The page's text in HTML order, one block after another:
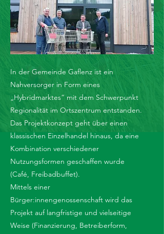
In der Gemeinde Gaflenz ist ein
Nahversorger in Form eines
„Hybridmarktes“ mit dem Schwerpunkt
Regionalität im Ortszentrum entstanden.
Das Projektkonzept geht über einen
klassischen Einzelhandel hinaus, da eine
Kombination verschiedener
Nutzungsformen geschaffen wurde
(Café, Freibadbuffet).
Mittels einer
Bürger:innengenossenschaft wird das
Projekt auf langfristige und vielseitige
Weise (Finanzierung, Betreiberform,